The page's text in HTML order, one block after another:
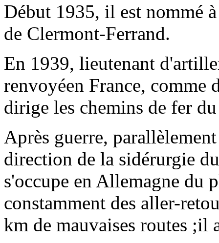
Début 1935, il est nommé
de Clermont-Ferrand.
En 1939, lieutenant
renvoyéen France,
dirige les chemins de fer
Après guerre,
direction de la sidérurgie
s'occupe en Allemagne du
constamment des aller-
km de mauvaises routes ;il